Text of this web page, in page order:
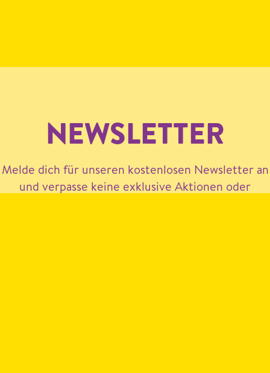
NEWSLETTER
Melde dich für unseren kostenlosen Newsletter an
und verpasse keine exklusive Aktionen oder